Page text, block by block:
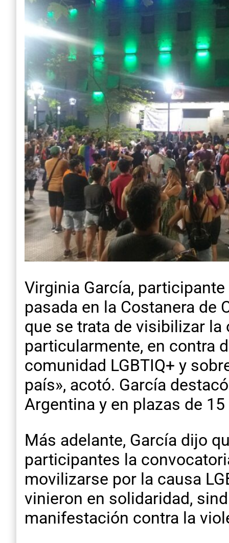
Virginia García,
pasada en la Costanera de
que se trata de visibilizar
particularmente, en contra
comunidad LGBTIQ+ y
país», acotó. García
Argentina y en plazas de
Más adelante, García dijo
participantes la
movilizarse por la causa
vinieron en solidaridad,
manifestación contra la